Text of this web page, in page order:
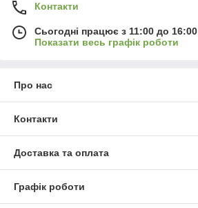
Контакти
Сьогодні працює з 11:00 до 16:00
Показати весь графік роботи
Про нас
Контакти
Доставка та оплата
Графік роботи